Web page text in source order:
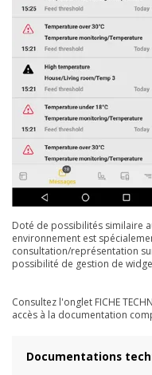
Doté de possibilités similaire
environnement est
consultation/représentation
possibilité de gestion de
Consultez l'onglet FICHE
accès à la documentation
Documentations